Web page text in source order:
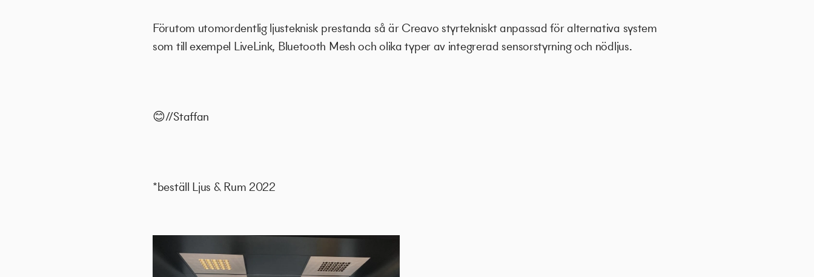
Förutom utomordentlig ljusteknisk prestanda så är Creavo styrtekniskt anpassad för alternativa system
som till exempel LiveLink, Bluetooth Mesh och olika typer av integrerad sensorstyrning och nödljus.
😊//Staffan
*beställ Ljus & Rum 2022